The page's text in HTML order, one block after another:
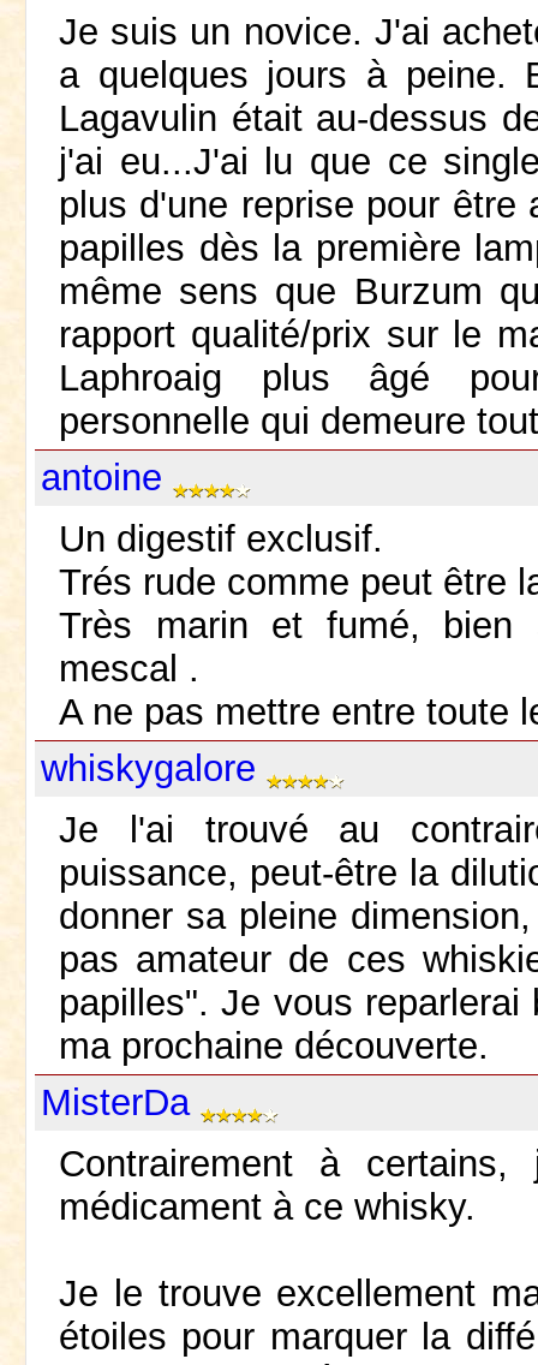
Je suis un novice. J'ai
a quelques jours à peine.
Lagavulin était au-dessus
j'ai eu...J'ai lu que ce
plus d'une reprise pour être
papilles dès la première
même sens que Burzum
rapport qualité/prix sur le
Laphroaig plus âgé
personnelle qui demeure
antoine
Un digestif exclusif.
Trés rude comme peut être
Très marin et fumé, bien
mescal .
A ne pas mettre entre toute
whiskygalore
Je l'ai trouvé au
puissance, peut-être la
donner sa pleine
pas amateur de ces
papilles". Je vous
ma prochaine découverte.
MisterDa
Contrairement à
médicament à ce whisky.
Je le trouve excellement
étoiles pour marquer la